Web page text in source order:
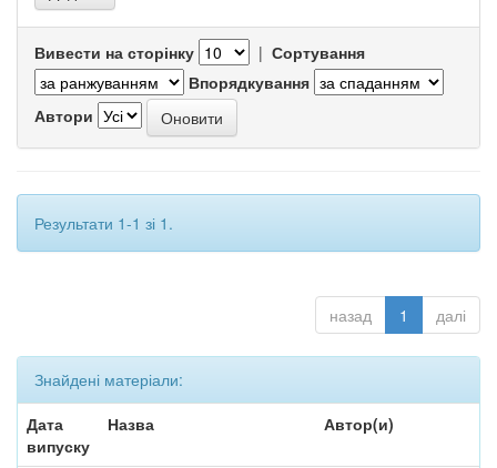
Вивести на сторінку | Сортування
Впорядкування
Автори
Результати 1-1 зі 1.
назад 1 далі
Знайдені матеріали:
Дата
випуску
Назва Автор(и)